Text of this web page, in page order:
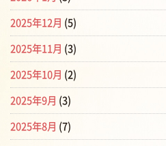
2025年12月 (5)
2025年11月 (3)
2025年10月 (2)
2025年9月 (3)
2025年8月 (7)